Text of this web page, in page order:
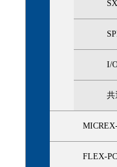
I/
共
FLEX-